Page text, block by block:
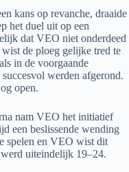
kans op revanche, draaide
het duel uit op een
dat VEO niet onderdeed
de ploeg gelijke tred te
in de voorgaande
werden afgerond.
open.
nam VEO het initiatief
een beslissende wending
spelen en VEO wist dit
uiteindelijk 19–24.